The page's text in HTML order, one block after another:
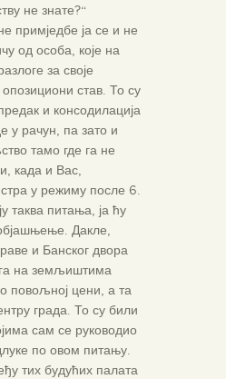
не знате?“
примједбе ја се и не
од особа, које на
за своје
став. То су
и консодилација
у рачун, па зато и
тамо где га не
када и Вас,
у режиму после 6.
таква питања, ја ћу
Дакле,
и Банског двора
на земљиштима
повољној цени, а та
града. То су били
сам се руководио
по овом питању.
тих будућих палата